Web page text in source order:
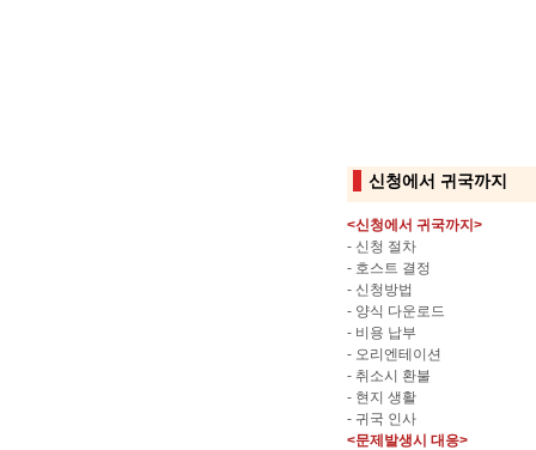
신청에서 귀국까지
<신청에서 귀국까지>
- 신청 절차
- 호스트 결정
- 신청방법
- 양식 다운로드
- 비용 납부
- 오리엔테이션
- 취소시 환불
- 현지 생활
- 귀국 인사
<문제발생시 대응>